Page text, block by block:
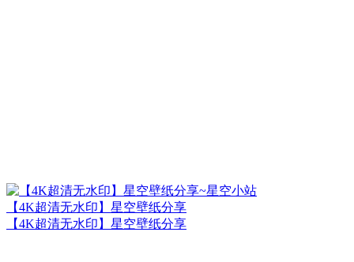
【4K超清无水印】星空壁纸分享
【4K超清无水印】星空壁纸分享